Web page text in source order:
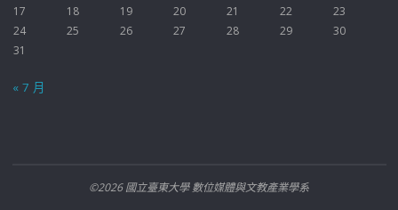
17
18 19 20 21 22
23
24
25 26 27 28 29
30
31
« 7 月
©2026 國立臺東大學 數位媒體與文教產業學系